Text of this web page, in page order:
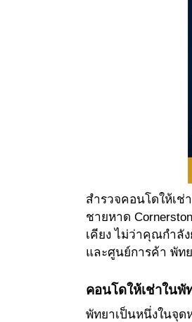
สำรวจคอนโดให้เช่
ชายหาด
เคียง ไม่ว่าคุณกำลั
และศูนย์การค้า พัท
คอนโดให้เช่าในพั
พัทยาเป็นหนึ่งในจุด